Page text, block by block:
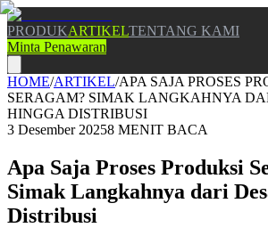
PRODUKARTIKELTENTANG KAMI
Minta Penawaran
HOME/ARTIKEL/APA SAJA PROSES
SERAGAM? SIMAK LANGKAHNYA
HINGGA DISTRIBUSI
3 Desember 20258 MENIT BACA
Apa Saja Proses Produksi
Simak Langkahnya dari
Distribusi